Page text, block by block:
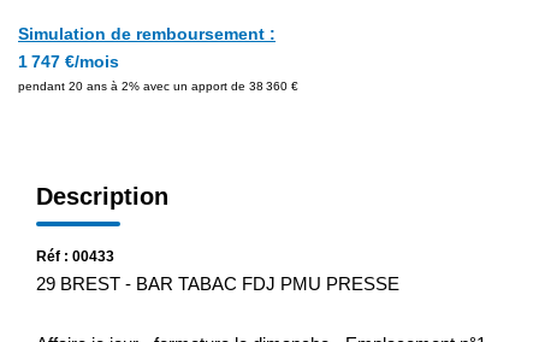
Simulation de remboursement :
1 747 €/mois
pendant 20 ans à 2% avec un apport de 38 360 €
Description
Réf : 00433
29 BREST - BAR TABAC FDJ PMU PRESSE